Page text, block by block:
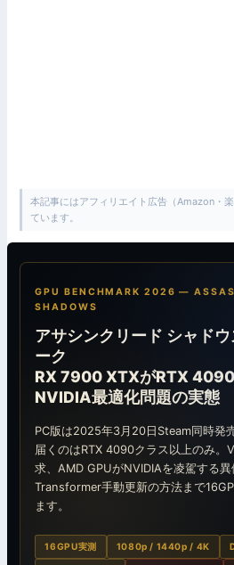
本記事にはアフィリエイト広告（Amazon・
ています。
GPU BENCHMARK 2026 —
SHADOWS
アサシンクリード シャド
ーク
RX 7900 XTXがRTX
NVIDIA最適化問題の実態
PC版は2025年3月20日Steam同時発
届くのはRTX 4090クラス以上のみ。
求、AMD GPUがNVIDIAを凌駕する
Transformer手動更新の方法まで
ます。
16GPU実測 1080p / 1440p / 4K